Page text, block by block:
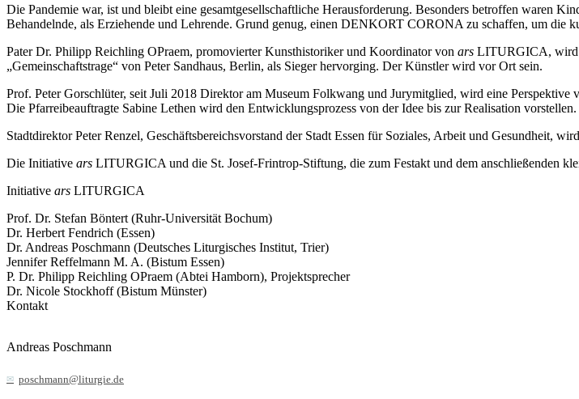
Die Pandemie war, ist und bleibt eine gesamtgesellschaftliche Herausforderung. Besonders betroffen waren
Behandelnde, als Erziehende und Lehrende. Grund genug, einen DENKORT CORONA zu schaffen, um die
Pater Dr. Philipp Reichling OPraem, promovierter Kunsthistoriker und Koordinator von ars LITURGICA, wird
„Gemeinschaftstrage“ von Peter Sandhaus, Berlin, als Sieger hervorging. Der Künstler wird vor Ort sein.
Prof. Peter Gorschlüter, seit Juli 2018 Direktor am Museum Folkwang und Jurymitglied, wird eine Perspektive
Die Pfarreibeauftragte Sabine Lethen wird den Entwicklungsprozess von der Idee bis zur Realisation vorstellen.
Stadtdirektor Peter Renzel, Geschäftsbereichsvorstand der Stadt Essen für Soziales, Arbeit und Gesundheit,
Die Initiative ars LITURGICA und die St. Josef-Frintrop-Stiftung, die zum Festakt und dem anschließenden
Initiative ars LITURGICA
Prof. Dr. Stefan Böntert (Ruhr-Universität Bochum)
Dr. Herbert Fendrich (Essen)
Dr. Andreas Poschmann (Deutsches Liturgisches Institut, Trier)
Jennifer Reffelmann M. A. (Bistum Essen)
P. Dr. Philipp Reichling OPraem (Abtei Hamborn), Projektsprecher
Dr. Nicole Stockhoff (Bistum Münster)
Kontakt
Andreas Poschmann
poschmann@liturgie.de